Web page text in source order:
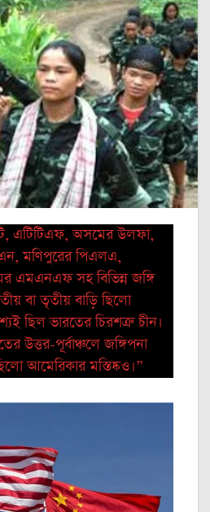
এটিটিএফ, অসমের উলফা,
মণিপুরের পিএলএ,
এমএনএফ সহ বিভিন্ন জঙ্গি
বা তৃতীয় বাড়ি ছিলো
ছিল ভারতের চিরশত্রু চীন।
উত্তর-পূর্বাঞ্চলে জঙ্গিপনা
আমেরিকার মস্তিষ্কও।”